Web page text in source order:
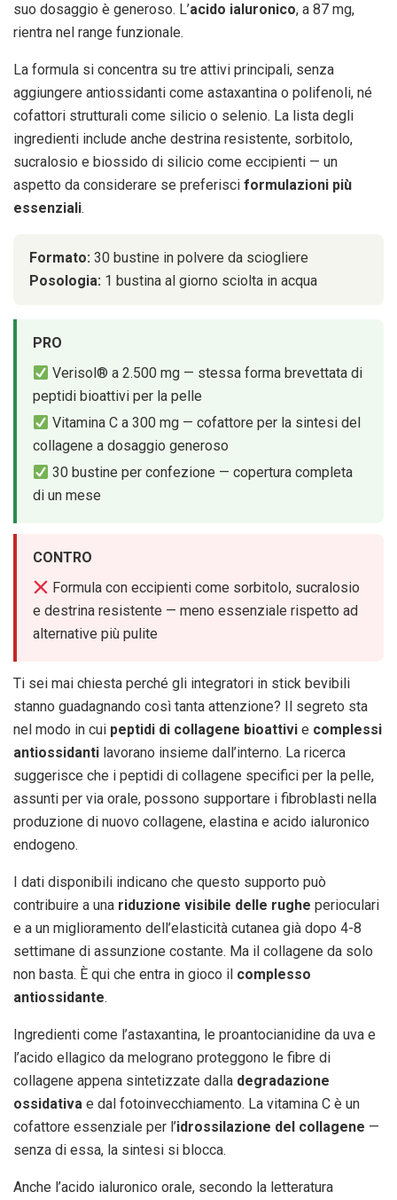
suo dosaggio è generoso. L’acido ialuronico, a 87 mg,
rientra nel range funzionale.
La formula si concentra su tre attivi principali, senza
aggiungere antiossidanti come astaxantina o polifenoli, né
cofattori strutturali come silicio o selenio. La lista degli
ingredienti include anche destrina resistente, sorbitolo,
sucralosio e biossido di silicio come eccipienti — un
aspetto da considerare se preferisci formulazioni più
essenziali.
Formato: 30 bustine in polvere da sciogliere
Posologia: 1 bustina al giorno sciolta in acqua
PRO
Verisol® a 2.500 mg — stessa forma brevettata di
peptidi bioattivi per la pelle
Vitamina C a 300 mg — cofattore per la sintesi del
collagene a dosaggio generoso
30 bustine per confezione — copertura completa
di un mese
CONTRO
Formula con eccipienti come sorbitolo, sucralosio
e destrina resistente — meno essenziale rispetto ad
alternative più pulite
Ti sei mai chiesta perché gli integratori in stick bevibili
stanno guadagnando così tanta attenzione? Il segreto sta
nel modo in cui peptidi di collagene bioattivi e complessi
antiossidanti lavorano insieme dall’interno. La ricerca
suggerisce che i peptidi di collagene specifici per la pelle,
assunti per via orale, possono supportare i fibroblasti nella
produzione di nuovo collagene, elastina e acido ialuronico
endogeno.
I dati disponibili indicano che questo supporto può
contribuire a una riduzione visibile delle rughe perioculari
e a un miglioramento dell’elasticità cutanea già dopo 4-8
settimane di assunzione costante. Ma il collagene da solo
non basta. È qui che entra in gioco il complesso
antiossidante.
Ingredienti come l’astaxantina, le proantocianidine da uva e
l’acido ellagico da melograno proteggono le fibre di
collagene appena sintetizzate dalla degradazione
ossidativa e dal fotoinvecchiamento. La vitamina C è un
cofattore essenziale per l’idrossilazione del collagene —
senza di essa, la sintesi si blocca.
Anche l’acido ialuronico orale, secondo la letteratura